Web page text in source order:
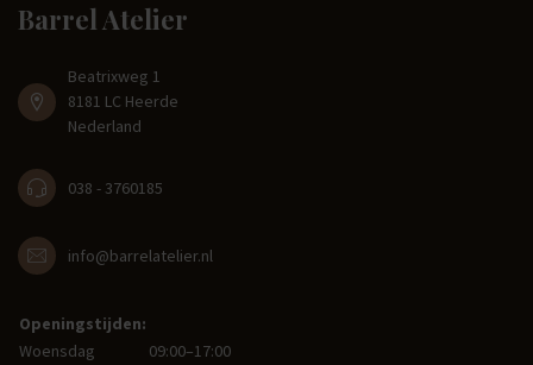
Barrel Atelier
Beatrixweg 1
8181 LC Heerde
Nederland
038 - 3760185
info@barrelatelier.nl
Openingstijden:
Woensdag
09:00–17:00